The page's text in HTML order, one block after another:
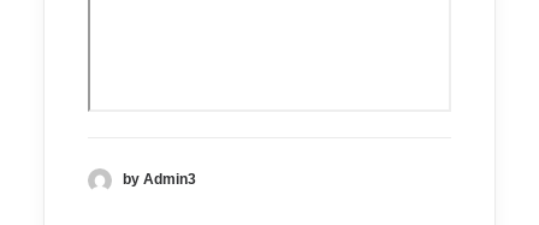
by Admin3